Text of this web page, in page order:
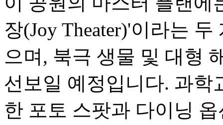
장(Joy Theater)'이라는
으며, 북극 생물 및 대형
선보일 예정입니다. 과학
한 포토 스팟과 다이닝